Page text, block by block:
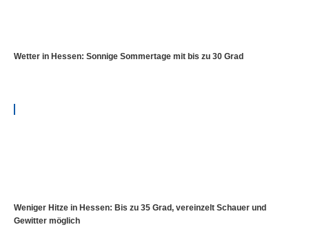
Wetter in Hessen: Sonnige Sommertage mit bis zu 30 Grad
Weniger Hitze in Hessen: Bis zu 35 Grad, vereinzelt Schauer und
Gewitter möglich